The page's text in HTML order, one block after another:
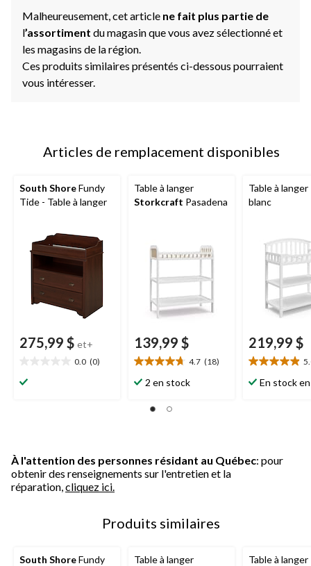
Malheureusement, cet article ne fait plus partie de
l’assortiment du magasin que vous avez sélectionné et
les magasins de la région.
Ces produits similaires présentés ci-dessous pourraient
vous intéresser.
Articles de remplacement disponibles
South ShoreFundy
Tide - Table à langer
275,99 $ et+
0.0 (0)
étoile(s)
Table à langer
Storkcraft Pasadena
139,99 $
4.7 (18)
4.7
étoile(s)
2 en stock
Table à langer
blanc
219,99 $
5.0
étoile(s)
En stock
À l'attention des personnes résidant au Québec: pour
obtenir des renseignements sur l'entretien et la
réparation, cliquez ici.
Produits similaires
South ShoreFundy
Table à langer
Table à langer